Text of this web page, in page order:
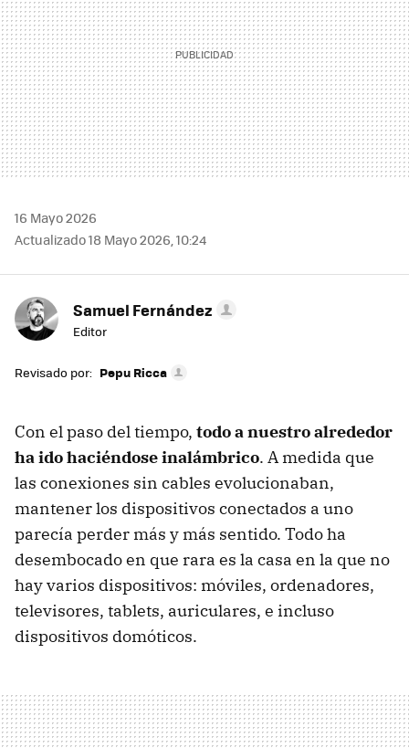
16 Mayo 2026
Actualizado 18 Mayo 2026, 10:24
Samuel Fernández
Editor
Revisado por: Pepu Ricca
Con el paso del tiempo, todo a nuestro alrededor
ha ido haciéndose inalámbrico. A medida que
las conexiones sin cables evolucionaban,
mantener los dispositivos conectados a uno
parecía perder más y más sentido. Todo ha
desembocado en que rara es la casa en la que no
hay varios dispositivos: móviles, ordenadores,
televisores, tablets, auriculares, e incluso
dispositivos domóticos.